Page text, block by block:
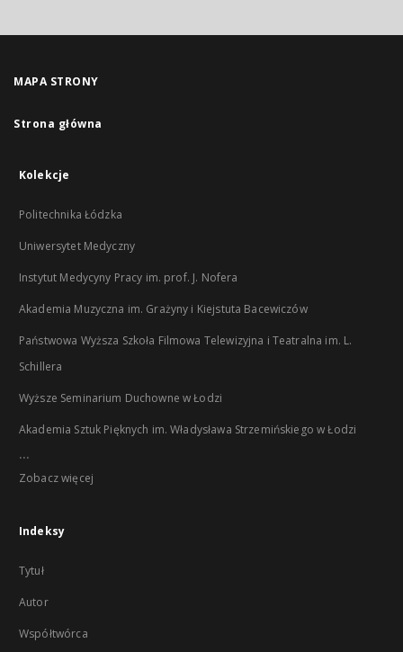
MAPA STRONY
Strona główna
Kolekcje
Politechnika Łódzka
Uniwersytet Medyczny
Instytut Medycyny Pracy im. prof. J. Nofera
Akademia Muzyczna im. Grażyny i Kiejstuta Bacewiczów
Państwowa Wyższa Szkoła Filmowa Telewizyjna i Teatralna im. L.
Schillera
Wyższe Seminarium Duchowne w Łodzi
Akademia Sztuk Pięknych im. Władysława Strzemińskiego w Łodzi
...
Zobacz więcej
Indeksy
Tytuł
Autor
Współtwórca